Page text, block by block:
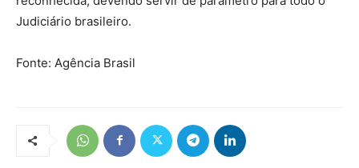
Judiciário brasileiro.
Fonte: Agência Brasil